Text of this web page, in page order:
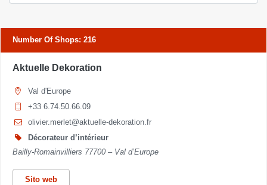
Number Of Shops: 216
Aktuelle Dekoration
Val d'Europe
+33 6.74.50.66.09
olivier.merlet@aktuelle-dekoration.fr
Décorateur d’intérieur
Bailly-Romainvilliers 77700 – Val d’Europe
Sito web